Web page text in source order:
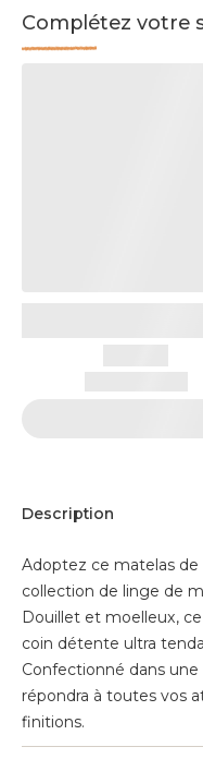
Complétez votre
Description
Adoptez ce matelas de
collection de linge de
Douillet et moelleux,
coin détente ultra
Confectionné dans
répondra à toutes vos
finitions.